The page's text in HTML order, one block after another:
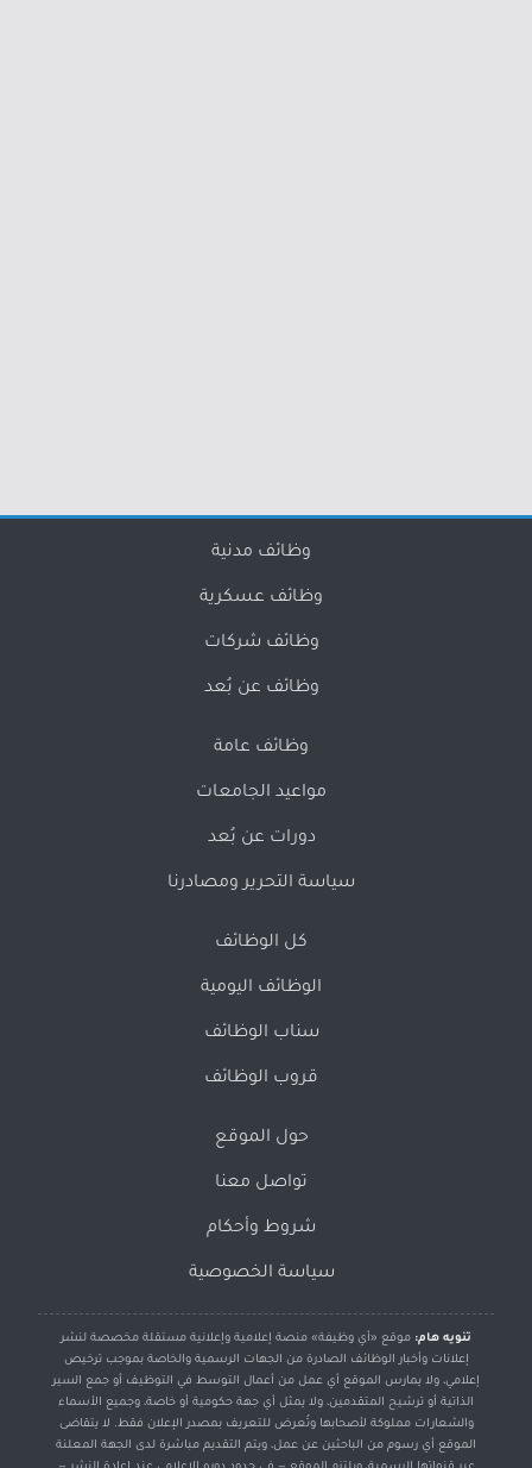
وظائف مدنية
وظائف عسكرية
وظائف شركات
وظائف عن بُعد
وظائف عامة
مواعيد الجامعات
دورات عن بُعد
سياسة التحرير ومصادرنا
كل الوظائف
الوظائف اليومية
سناب الوظائف
قروب الوظائف
حول الموقع
تواصل معنا
شروط وأحكام
سياسة الخصوصية
تنويه هام: موقع «أي وظيفة» منصة إعلامية وإعلانية مستقلة مخصصة لنشر
إعلانات وأخبار الوظائف الصادرة من الجهات الرسمية والخاصة بموجب ترخيص
إعلامي، ولا يمارس الموقع أي عمل من أعمال التوسط في التوظيف أو جمع السير
الذاتية أو ترشيح المتقدمين، ولا يمثل أي جهة حكومية أو خاصة، وجميع الأسماء
والشعارات مملوكة لأصحابها وتُعرض للتعريف بمصدر الإعلان فقط. لا يتقاضى
الموقع أي رسوم من الباحثين عن عمل، ويتم التقديم مباشرة لدى الجهة المعلنة